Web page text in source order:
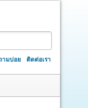
ามบ่อย ติดต่อเรา